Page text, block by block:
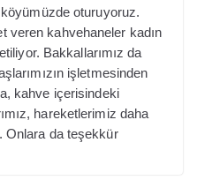
köyümüzde oturuyoruz.
veren kahvehaneler kadın
Bakkallarımız da
işletmesinden
kahve içerisindeki
hareketlerimiz daha
Onlara da teşekkür